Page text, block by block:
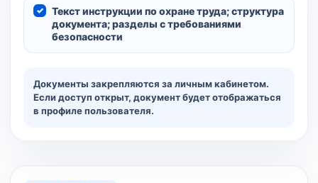
Текст инструкции по охране труда; структура
документа; разделы с требованиями
безопасности
Документы закрепляются за личным кабинетом.
Если доступ открыт, документ будет отображаться
в профиле пользователя.